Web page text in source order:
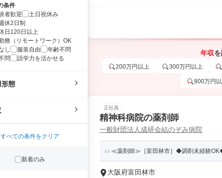
条件
者歓迎
土日祝休み
休2日制
日120日以上
務（リモートワーク）OK
し
服装自由
年齢不問
問
語学力を活かせる
形態
すべての条件をクリア
新着のみ
年収
200万円以上 300万円以上
800万円
正社員
精神科病院の薬剤師
一般財団法人成研会結のぞみ病院
≪薬剤師≫［富田林市］◆調剤未経験
大阪府富田林市